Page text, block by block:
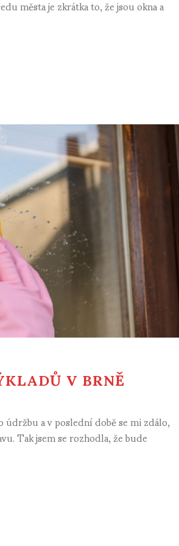
města je zkrátka to, že jsou okna a
V BRNĚ
údržbu a v poslední době se mi zdálo,
Tak jsem se rozhodla, že bude